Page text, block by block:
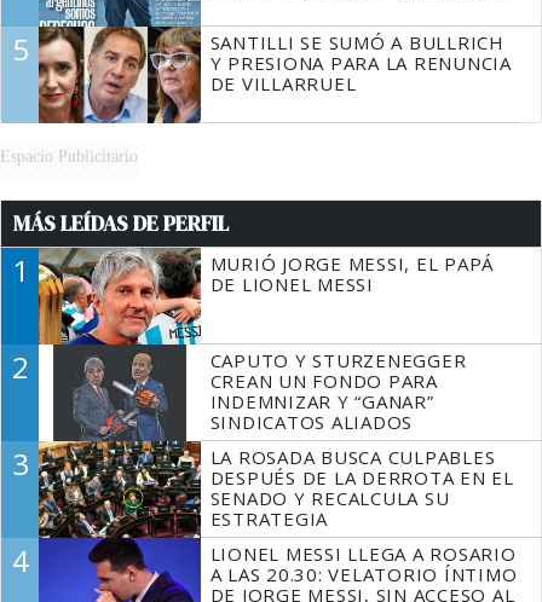
5
SANTILLI SE SUMÓ A BULLRICH
Y PRESIONA PARA LA RENUNCIA
DE VILLARRUEL
Espacio Publicitario
MÁS LEÍDAS DE PERFIL
1
MURIÓ JORGE MESSI, EL PAPÁ
DE LIONEL MESSI
2
CAPUTO Y STURZENEGGER
CREAN UN FONDO PARA
INDEMNIZAR Y “GANAR”
SINDICATOS ALIADOS
3
LA ROSADA BUSCA CULPABLES
DESPUÉS DE LA DERROTA EN EL
SENADO Y RECALCULA SU
ESTRATEGIA
4
LIONEL MESSI LLEGA A ROSARIO
A LAS 20.30: VELATORIO ÍNTIMO
DE JORGE MESSI, SIN ACCESO AL